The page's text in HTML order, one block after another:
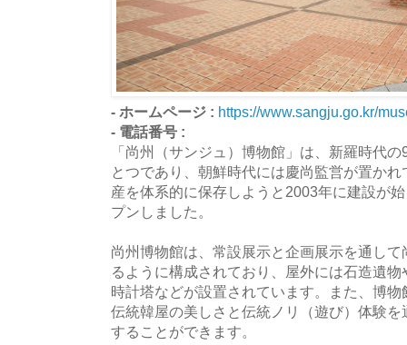
- ホームページ : https://www.sangju.go.kr/
- 電話番号 :
「尚州（サンジュ）博物館」は、新羅時代
とつであり、朝鮮時代には慶尚監営が置か
産を体系的に保存しようと2003年に建設が
プンしました。
尚州博物館は、常設展示と企画展示を通し
るように構成されており、屋外には石造遺
時計塔などが設置されています。また、博
伝統韓屋の美しさと伝統ノリ（遊び）体験
することができます。